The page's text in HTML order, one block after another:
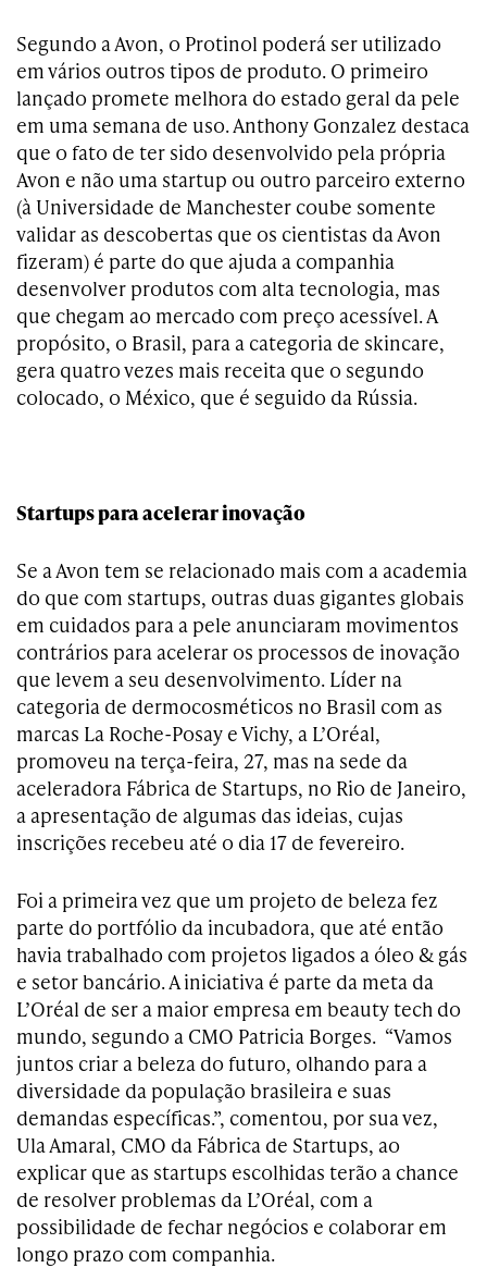
Segundo a Avon, o Protinol poderá ser utilizado
em vários outros tipos de produto. O primeiro
lançado promete melhora do estado geral da pele
em uma semana de uso. Anthony Gonzalez destaca
que o fato de ter sido desenvolvido pela própria
Avon e não uma startup ou outro parceiro externo
(à Universidade de Manchester coube somente
validar as descobertas que os cientistas da Avon
fizeram) é parte do que ajuda a companhia
desenvolver produtos com alta tecnologia, mas
que chegam ao mercado com preço acessível. A
propósito, o Brasil, para a categoria de skincare,
gera quatro vezes mais receita que o segundo
colocado, o México, que é seguido da Rússia.
Startups para acelerar inovação
Se a Avon tem se relacionado mais com a academia
do que com startups, outras duas gigantes globais
em cuidados para a pele anunciaram movimentos
contrários para acelerar os processos de inovação
que levem a seu desenvolvimento. Líder na
categoria de dermocosméticos no Brasil com as
marcas La Roche-Posay e Vichy, a L’Oréal,
promoveu na terça-feira, 27, mas na sede da
aceleradora Fábrica de Startups, no Rio de Janeiro,
a apresentação de algumas das ideias, cujas
inscrições recebeu até o dia 17 de fevereiro.
Foi a primeira vez que um projeto de beleza fez
parte do portfólio da incubadora, que até então
havia trabalhado com projetos ligados a óleo & gás
e setor bancário. A iniciativa é parte da meta da
L’Oréal de ser a maior empresa em beauty tech do
mundo, segundo a CMO Patricia Borges. “Vamos
juntos criar a beleza do futuro, olhando para a
diversidade da população brasileira e suas
demandas específicas.”, comentou, por sua vez,
Ula Amaral, CMO da Fábrica de Startups, ao
explicar que as startups escolhidas terão a chance
de resolver problemas da L’Oréal, com a
possibilidade de fechar negócios e colaborar em
longo prazo com companhia.